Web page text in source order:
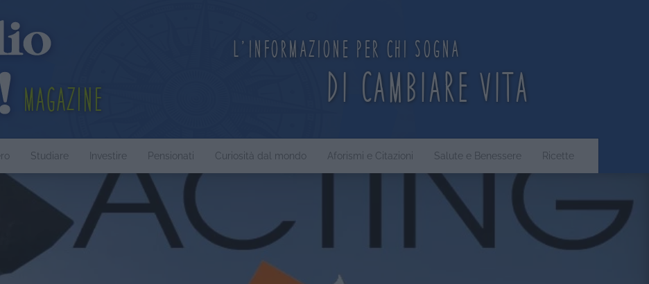
Magazine
L'informazione per chi sogna
di cambiare vita
Studiare Investire Pensionati Curiosità dal mondo Aforismi e Citazioni Salute e Benessere Ricette